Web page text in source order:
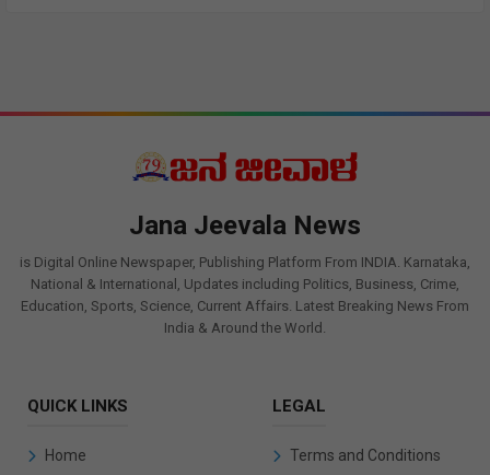
Jana Jeevala News
is Digital Online Newspaper, Publishing Platform From INDIA. Karnataka,
National & International, Updates including Politics, Business, Crime,
Education, Sports, Science, Current Affairs. Latest Breaking News From
India & Around the World.
QUICK LINKS
Home
LEGAL
Terms and Conditions